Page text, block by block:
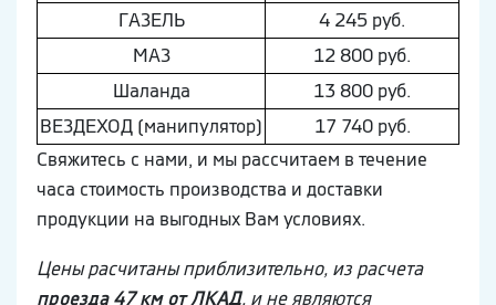
ГAЗEЛЬ
4 245 руб.
МAЗ
12 800 руб.
Шaлaнда
13 800 руб.
ВEЗДEХОД (манипулятор)
17 740 руб.
Свяжитесь с нами, и мы рассчитаем в течение
часа стоимость производства и доставки
продукции на выгодных Вам условиях.
Цены расчитаны приблизительно, из расчета
проезда 47 км от ЛКАД, и не являются